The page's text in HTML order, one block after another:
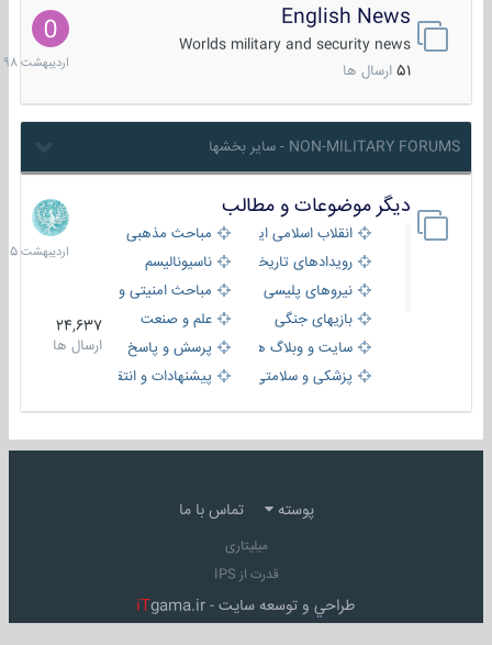
English News
Worlds military and security news
51 ارسال ها
10
1398
NON-MILITARY FORUMS - سایر بخشها
دیگر موضوعات و مطالب
انقلاب اسلامی ایران
مباحث مذهبی
رویدادهای تاریخی و مذهبیناسیونالیسم
نیروهای پلیسی
مباحث امنیتی و اطلاعاتی
بازیهای جنگی
علم و صنعت
سایت و وبلاگ ها
پرسش و پاسخ
پزشکی و سلامتی
پیشنهادات و انتقادات
24,637
ارسال ها
8
1405
پوسته تماس با ما
میلیتاری
قدرت از IPS
طراحي و توسعه سايت - iTgama.ir